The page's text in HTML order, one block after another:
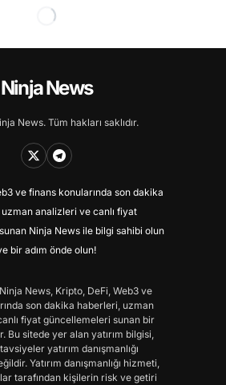
Ninja News
News. Tüm hakları saklıdır.
ve finans konularında son dakika
analizleri ve canlı fiyat
Ninja News ile bilgi sahibi olun
bir adım önde olun!
Ninja News, Kripto, DeFi, Web3 ve
son dakika haberleri, uzman
fiyat güncellemeleri sunan bir
Bu sitede yer alan yatırım bilgisi,
yatırım danışmanlığı
Yatırım danışmanlığı hizmeti,
tarafından kişilerin risk ve getiri